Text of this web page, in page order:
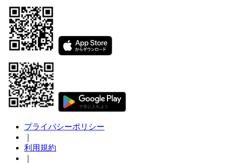
プライバシーポリシー
利用規約